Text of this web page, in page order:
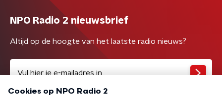
NPO Radio 2 nieuwsbrief
Altijd op de hoogte van het laatste radio nieuws?